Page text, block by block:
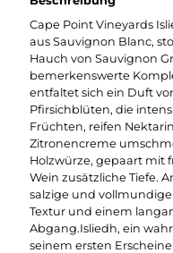
Cape Point Vineyards
aus Sauvignon Blanc,
Hauch von Sauvignon
bemerkenswerte
entfaltet sich ein Duft
Pfirsichblüten, die
Früchten, reifen
Zitronencreme
Holzwürze, gepaart mit
Wein zusätzliche Tiefe.
salzige und
Textur und einem
Abgang.Isliedh, ein
seinem ersten